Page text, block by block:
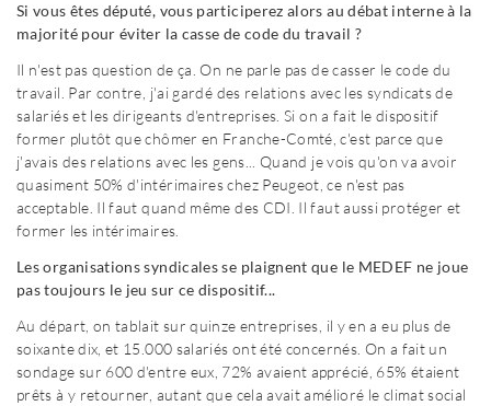
Si vous êtes député, vous participerez alors au débat interne à la
majorité pour éviter la casse de code du travail ?
Il n'est pas question de ça. On ne parle pas de casser le code du
travail. Par contre, j'ai gardé des relations avec les syndicats de
salariés et les dirigeants d'entreprises. Si on a fait le dispositif
former plutôt que chômer en Franche-Comté, c'est parce que
j'avais des relations avec les gens... Quand je vois qu'on va avoir
quasiment 50% d'intérimaires chez Peugeot, ce n'est pas
acceptable. Il faut quand même des CDI. Il faut aussi protéger et
former les intérimaires.
Les organisations syndicales se plaignent que le MEDEF ne joue
pas toujours le jeu sur ce dispositif...
Au départ, on tablait sur quinze entreprises, il y en a eu plus de
soixante dix, et 15.000 salariés ont été concernés. On a fait un
sondage sur 600 d'entre eux, 72% avaient apprécié, 65% étaient
prêts à y retourner, autant que cela avait amélioré le climat social